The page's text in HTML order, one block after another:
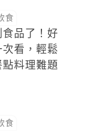
食
品了！好
看，輕鬆
料理難題
食